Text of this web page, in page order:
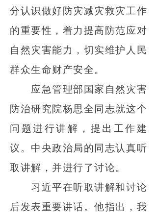
分认识做好防灾减灾救灾工作
的重要性，着力提高防范应对
自然灾害能力，切实维护人民
群众生命财产安全。
应急管理部国家自然灾害
防治研究院杨思全同志就这个
问题进行讲解，提出工作建
议。中央政治局的同志认真听
取讲解，并进行了讨论。
习近平在听取讲解和讨论
后发表重要讲话。他指出，我